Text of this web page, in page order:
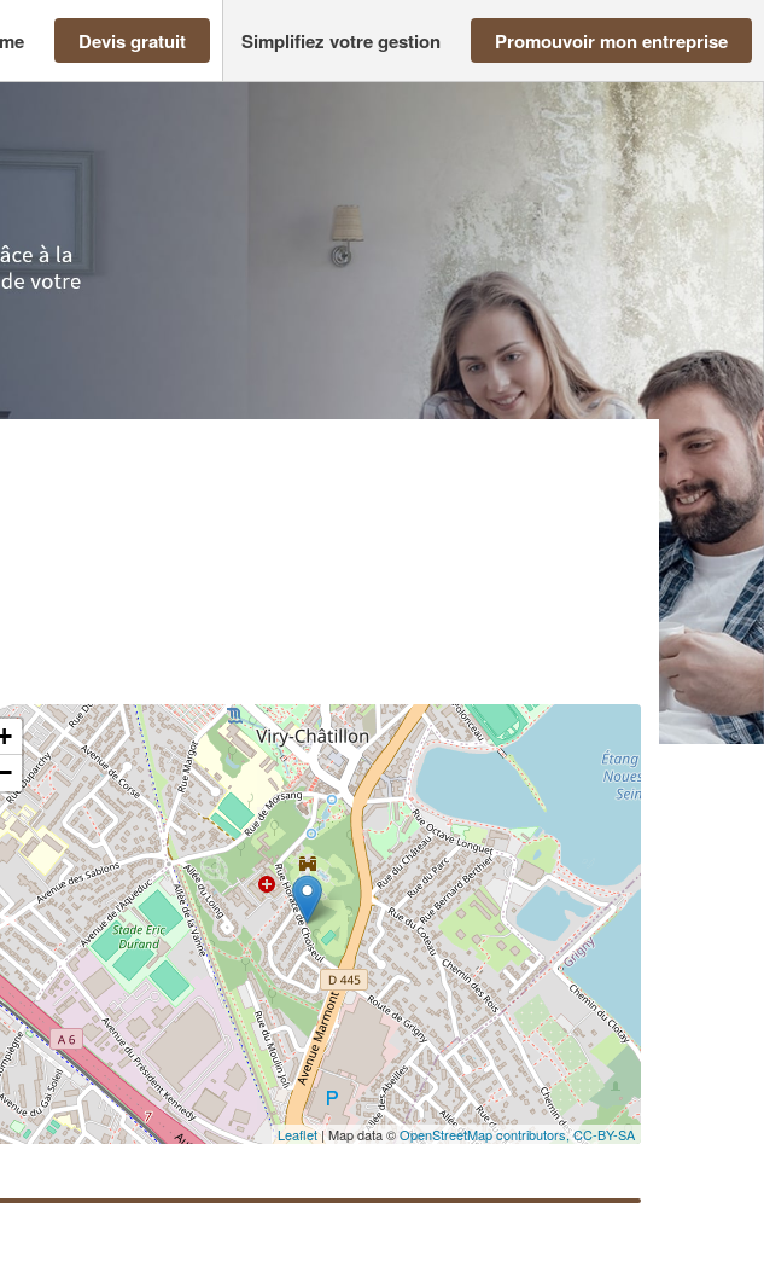
Devis gratuit Simplifiez votre gestion Promouvoir mon entreprise
Leaflet| Map data ©OpenStreetMap contributors,CC-BY-SA